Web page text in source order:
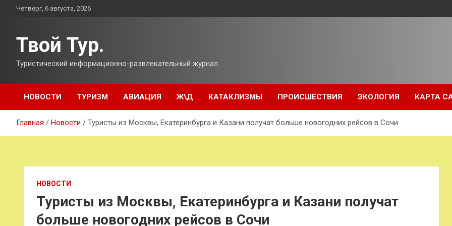
ПерейтиЧетверг, 6 августа, 2026
Твой Тур.
Туристический информационно-развлекательный журнал.
НОВОСТИ ТУРИЗМ АВИАЦИЯ Ж\Д КАТАКЛИЗМЫ ПРОИСШЕСТВИЯ ЭКОЛОГИЯ КАРТА
Главная Новости Туристы из Москвы, Екатеринбурга и Казани получат больше новогодних рейсов в Сочи
НОВОСТИ
Туристы из Москвы, Екатеринбурга и Казани получат
больше новогодних рейсов в Сочи